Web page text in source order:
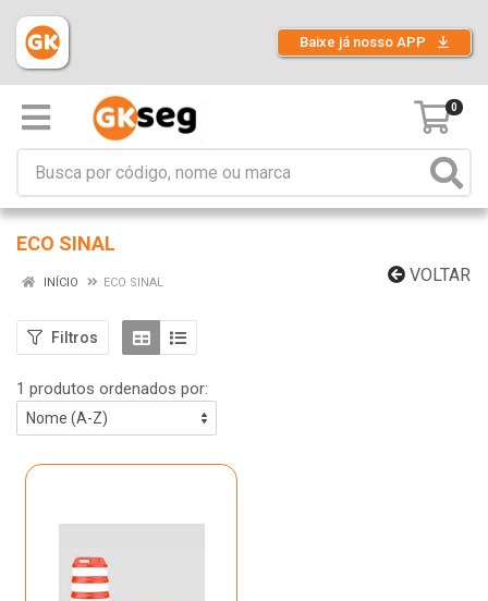
Baixe já nosso APP
0
ECO SINAL
VOLTAR
INÍCIO ECO SINAL
Filtros
1 produtos ordenados por: